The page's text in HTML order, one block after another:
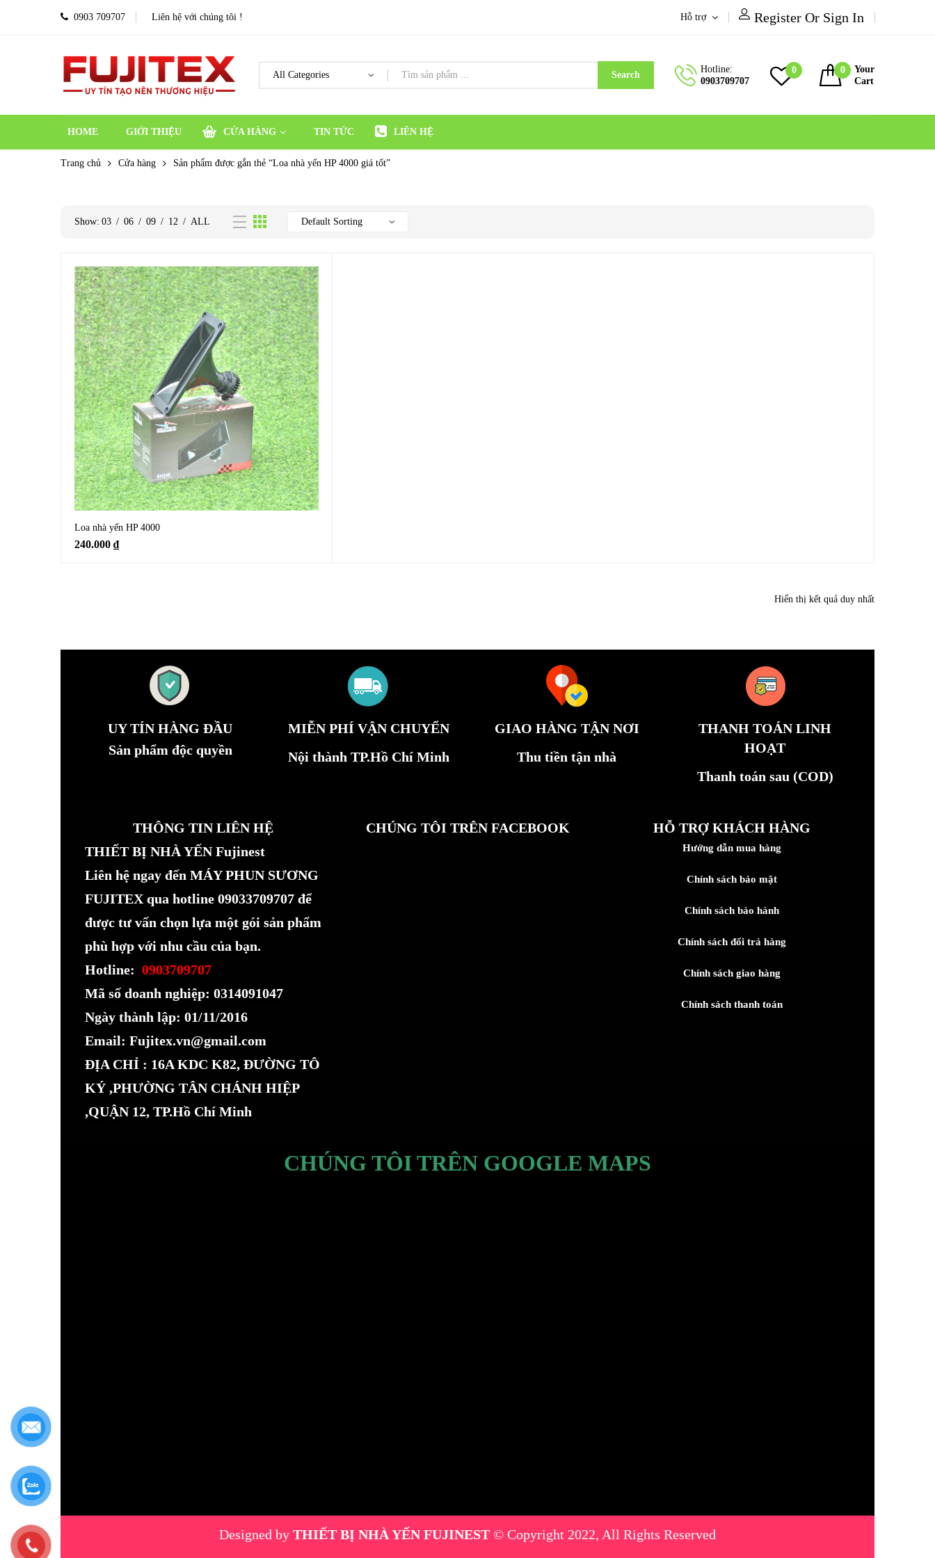
0903 709707 Liên hệ với chúng tôi ! Hỗ trợ Register Or Sign In
Search
Hotline:
0903709707
0 0
Your
Cart
HOME GIỚI THIỆU CỬA HÀNG TIN TỨC LIÊN HỆ
Trang chủ Cửa hàng Sản phẩm được gắn thẻ “Loa nhà yến HP 4000 giá tốt”
Show: 03 / 06 / 09 / 12 / ALL
Loa nhà yến HP 4000
240.000 ₫
Hiển thị kết quả duy nhất
UY TÍN HÀNG ĐẦU
Sản phẩm độc quyền
MIỄN PHÍ VẬN CHUYỂN
Nội thành TP.Hồ Chí Minh
GIAO HÀNG TẬN NƠI
Thu tiền tận nhà
THANH TOÁN LINH
HOẠT
Thanh toán sau (COD)
THÔNG TIN LIÊN HỆ
THIẾT BỊ NHÀ YẾN Fujinest
Liên hệ ngay đến MÁY PHUN SƯƠNG
FUJITEX qua hotline 09033709707 để
được tư vấn chọn lựa một gói sản phẩm
phù hợp với nhu cầu của bạn.
Hotline: 0903709707
Mã số doanh nghiệp: 0314091047
Ngày thành lập: 01/11/2016
Email: Fujitex.vn@gmail.com
ĐỊA CHỈ : 16A KDC K82, ĐƯỜNG TÔ
KÝ ,PHƯỜNG TÂN CHÁNH HIỆP
,QUẬN 12, TP.Hồ Chí Minh
CHÚNG TÔI TRÊN FACEBOOK HỖ TRỢ KHÁCH HÀNG
Hướng dẫn mua hàng
Chính sách bảo mật
Chính sách bảo hành
Chính sách đổi trả hàng
Chính sách giao hàng
Chính sách thanh toán
CHÚNG TÔI TRÊN GOOGLE MAPS
Designed by THIẾT BỊ NHÀ YẾN FUJINEST © Copyright 2022, All Rights Reserved